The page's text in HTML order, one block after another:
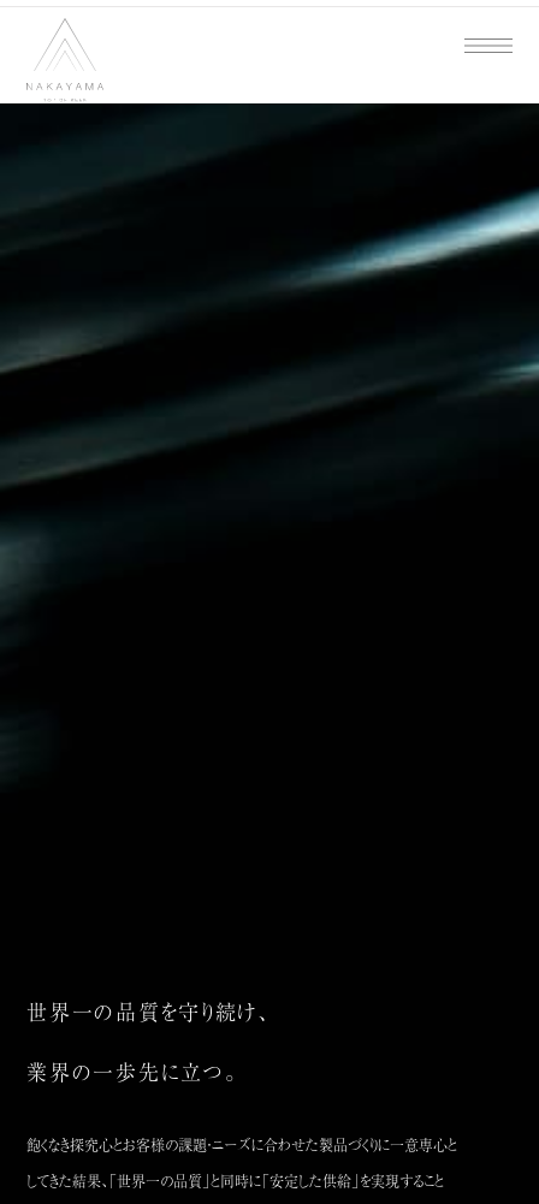
世界一の品質を守り続け、
業界の一歩先に立つ。
飽くなき探究心とお客様の課題・ニーズに合わせた製品づくりに一意専心と
してきた結果、「世界一の品質」と同時に「安定した供給」を実現すること